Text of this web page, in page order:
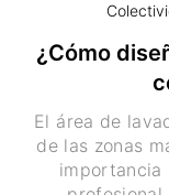
¿Cómo
El área de
de las zonas
importancia